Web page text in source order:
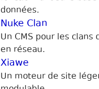
données.
Nuke Clan
Un CMS pour les clans
en réseau.
Xiawe
Un moteur de site